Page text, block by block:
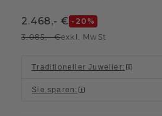
2.468,- € -20 %
3.085,- €exkl. MwSt
Traditioneller Juwelier:
Sie sparen :